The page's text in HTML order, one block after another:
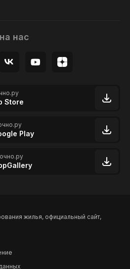
нас
Store
Play
жилья, официальный сайт,